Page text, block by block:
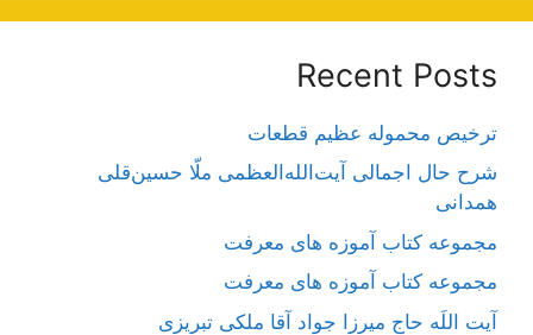
Recent Posts
ترخیص محموله عظیم قطعات
شرح حال اجمالی آیت‌الله‌العظمی ملّا حسین‌قلی
همدانی
مجموعه کتاب آموزه های معرفت
مجموعه کتاب آموزه های معرفت
آیت اللَه حاج میرزا جواد آقا ملکی تبریزی